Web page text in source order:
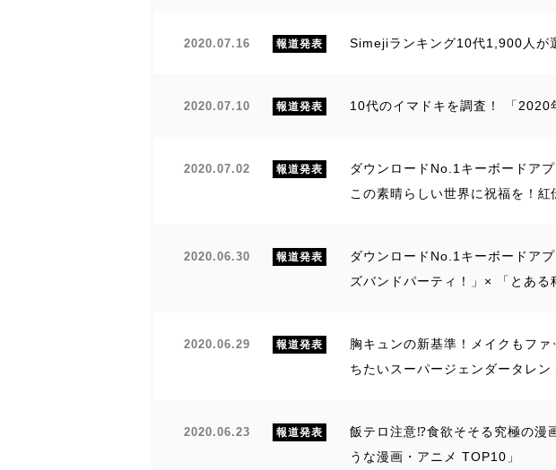
2020.07.16 報道発表 Simejiランキング10代1,900人が
2020.07.10 報道発表 10代のイマドキを調査！ 「2020
2020.07.02 報道発表
ダウンロードNo.1キーボードア
この素晴らしい世界に祝福を！紅
2020.06.30 報道発表
ダウンロードNo.1キーボードア
ズバンドパーティ！」× 「とある
2020.06.29 報道発表
胸キュンの新基準！メイクもフ
ちたいスーパージェンダータレン
2020.06.23 報道発表
飯テロ注意⁉食欲そそる究極の漫
うな漫画・アニメ TOP10」